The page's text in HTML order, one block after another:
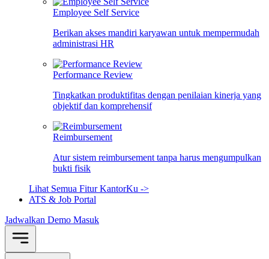
Employee Self Service
Berikan akses mandiri karyawan untuk mempermudah
administrasi HR
Performance Review
Tingkatkan produktifitas dengan penilaian kinerja yang
objektif dan komprehensif
Reimbursement
Atur sistem reimbursement tanpa harus mengumpulkan
bukti fisik
Lihat Semua Fitur KantorKu ->
ATS & Job Portal
Jadwalkan Demo Masuk